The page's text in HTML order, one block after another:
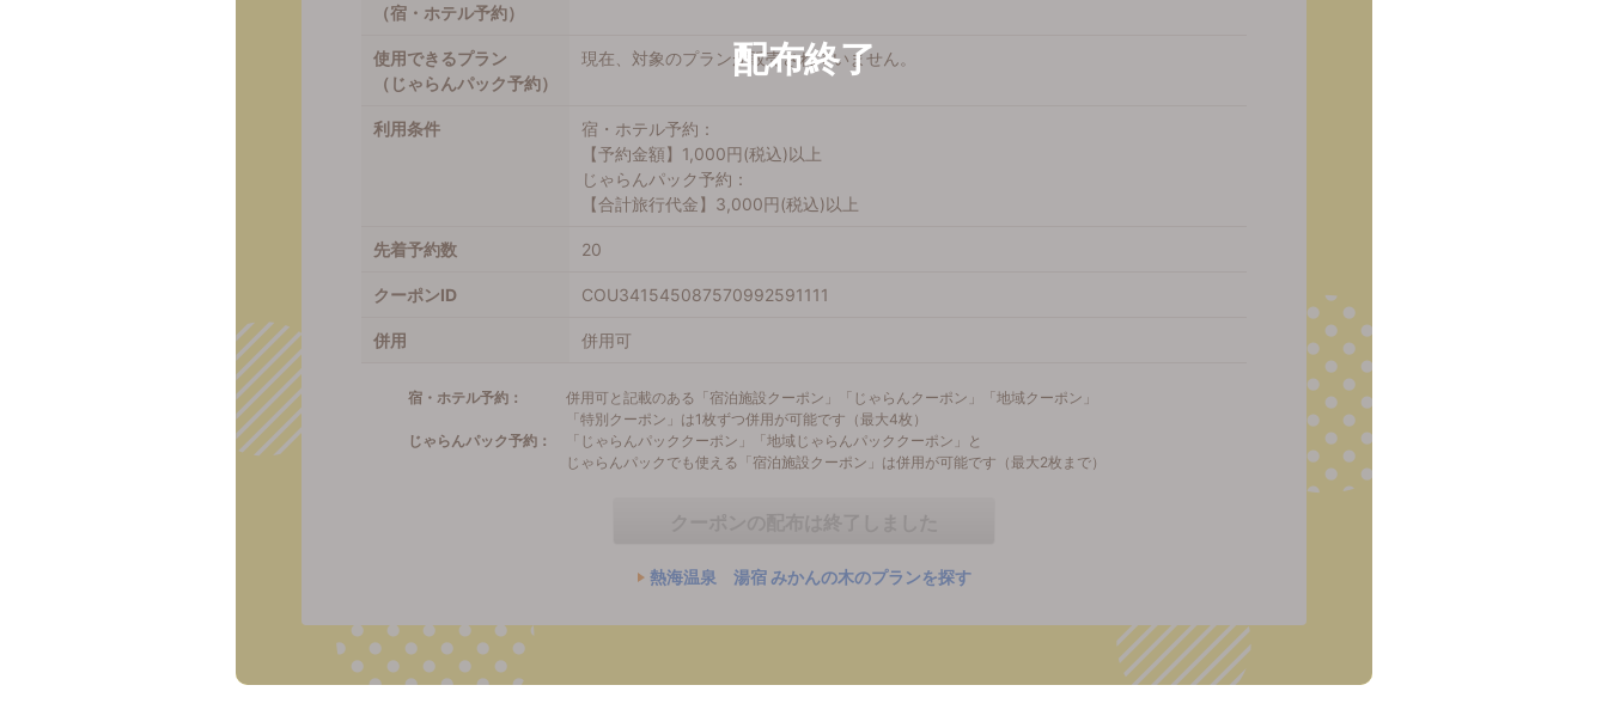
（宿・ホテル予約）
使用できるプラン
（じゃらんパック予約）
現在、対象のプランが販売されていません。
利用条件
宿・ホテル予約：
【予約金額】1,000円(税込)以上
じゃらんパック予約：
【合計旅行代金】3,000円(税込)以上
先着予約数 20
クーポンID COU341545087570992591111
併用 併用可
宿・ホテル予約：
併用可と記載のある「宿泊施設クーポン」「じゃらんクーポン」「地域クーポン」
「特別クーポン」は1枚ずつ併用が可能です（最大4枚）
じゃらんパック予約：
「じゃらんパッククーポン」「地域じゃらんパッククーポン」と
じゃらんパックでも使える「宿泊施設クーポン」は併用が可能です（最大2枚まで）
熱海温泉 湯宿 みかんの木のプランを探す